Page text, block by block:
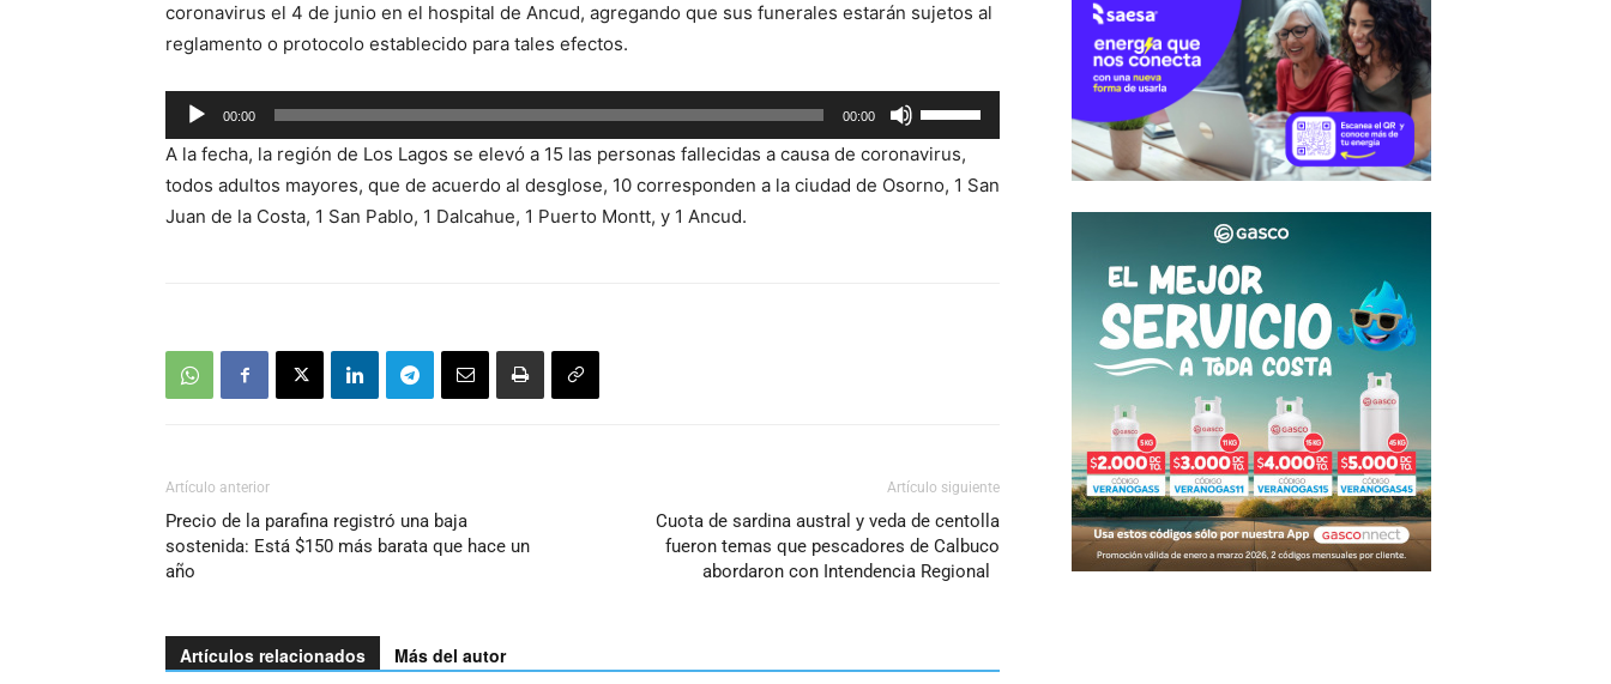
coronavirus el 4 de junio en el hospital de Ancud, agregando que sus funerales estarán sujetos al
reglamento o protocolo establecido para tales efectos.
Reproductor
de
audio
00:00 00:00
las
teclas
de
A la fecha, la región de Los Lagos se elevó a 15 las personas fallecidas a causa de coronavirus,
todos adultos mayores, que de acuerdo al desglose, 10 corresponden a la ciudad de Osorno, 1 San
Juan de la Costa, 1 San Pablo, 1 Dalcahue, 1 Puerto Montt, y 1 Ancud.
Artículo anterior
Precio de la parafina registró una baja
sostenida: Está $150 más barata que hace un
año
Artículo siguiente
Cuota de sardina austral y veda de centolla
fueron temas que pescadores de Calbuco
abordaron con Intendencia Regional
Artículos relacionados Más del autor